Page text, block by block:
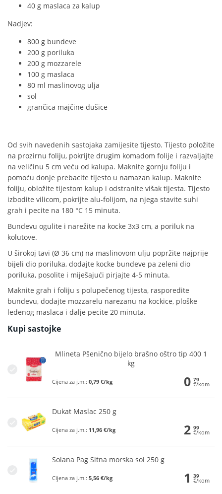
40 g maslaca za kalup
Nadjev:
800 g bundeve
200 g poriluka
200 g mozzarele
100 g maslaca
80 ml maslinovog ulja
sol
grančica majčine dušice
Od svih navedenih sastojaka zamijesite tijesto. Tijesto položite
na prozirnu foliju, pokrijte drugim komadom folije i razvaljajte
na veličinu 5 cm veću od kalupa. Maknite gornju foliju i
pomoću donje prebacite tijesto u namazan kalup. Maknite
foliju, obložite tijestom kalup i odstranite višak tijesta. Tijesto
izbodite vilicom, pokrijte alu-folijom, na njega stavite suhi
grah i pecite na 180 °C 15 minuta.
Bundevu ogulite i narežite na kocke 3x3 cm, a poriluk na
kolutove.
U širokoj tavi (Ø 36 cm) na maslinovom ulju popržite najprije
bijeli dio poriluka, dodajte kocke bundeve pa zeleni dio
poriluka, posolite i miješajući pirjajte 4-5 minuta.
Maknite grah i foliju s polupečenog tijesta, rasporedite
bundevu, dodajte mozzarelu narezanu na kockice, ploške
ledenog maslaca i dalje pecite 20 minuta.
Kupi sastojke
Mlineta Pšenično bijelo brašno oštro tip 400 1
kg
Cijena za j.m.: 0,79 €/kg 0 79
€/kom
Dukat Maslac 250 g
Cijena za j.m.: 11,96 €/kg 2 99
€/kom
Solana Pag Sitna morska sol 250 g
Cijena za j.m.: 5,56 €/kg 1 39
€/kom